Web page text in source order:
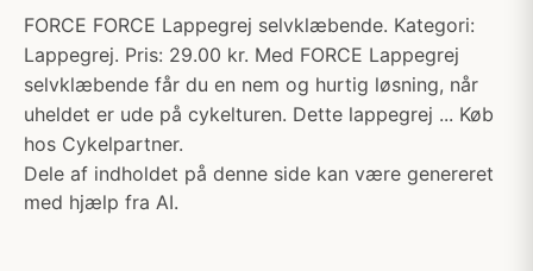
FORCE FORCE Lappegrej selvklæbende. Kategori:
Lappegrej. Pris: 29.00 kr. Med FORCE Lappegrej
selvklæbende får du en nem og hurtig løsning, når
uheldet er ude på cykelturen. Dette lappegrej ... Køb
hos Cykelpartner.
Dele af indholdet på denne side kan være genereret
med hjælp fra AI.